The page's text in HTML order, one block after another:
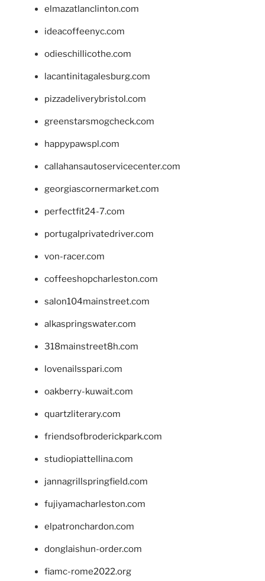
elmazatlanclinton.com
ideacoffeenyc.com
odieschillicothe.com
lacantinitagalesburg.com
pizzadeliverybristol.com
greenstarsmogcheck.com
happypawspl.com
callahansautoservicecenter.com
georgiascornermarket.com
perfectfit24-7.com
portugalprivatedriver.com
von-racer.com
coffeeshopcharleston.com
salon104mainstreet.com
alkaspringswater.com
318mainstreet8h.com
lovenailsspari.com
oakberry-kuwait.com
quartzliterary.com
friendsofbroderickpark.com
studiopiattellina.com
jannagrillspringfield.com
fujiyamacharleston.com
elpatronchardon.com
donglaishun-order.com
fiamc-rome2022.org